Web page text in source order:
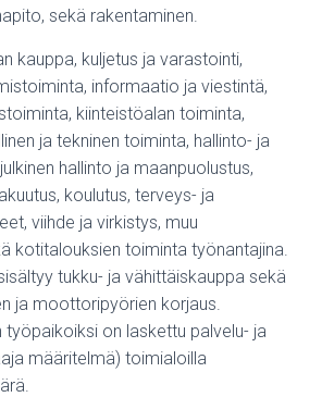
sekä rakentaminen.
kauppa, kuljetus ja varastointi,
informaatio ja viestintä,
kiinteistöalan toiminta,
ja tekninen toiminta, hallinto- ja
hallinto ja maanpuolustus,
koulutus, terveys- ja
viihde ja virkistys, muu
kotitalouksien toiminta työnantajina.
tukku- ja vähittäiskauppa sekä
ja moottoripyörien korjaus.
on laskettu palvelu- ja
määritelmä) toimialoilla